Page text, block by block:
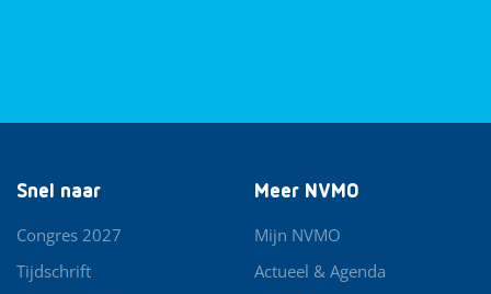
Snel naar
Congres 2027
Tijdschrift
Meer NVMO
Mijn NVMO
Actueel & Agenda